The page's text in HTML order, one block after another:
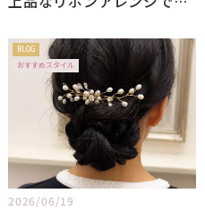
BLOG
おすすめスタイル
2026/06/19